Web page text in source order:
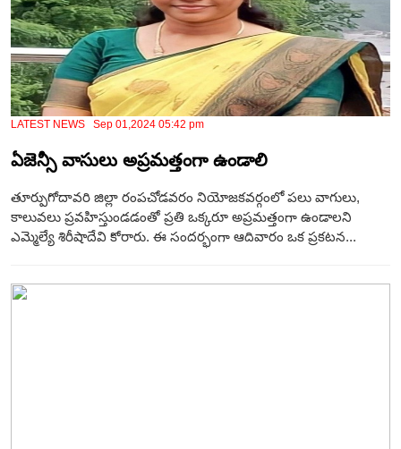
LATEST NEWS Sep 01,2024 05:42 pm
ఏజెన్సీ వాసులు అప్రమత్తంగా ఉండాలి
తూర్పుగోదావరి జిల్లా రంపచోడవరం నియోజకవర్గంలో పలు వాగులు,
కాలువలు ప్రవహిస్తుండడంతో ప్రతి ఒక్కరూ అప్రమత్తంగా ఉండాలని
ఎమ్మెల్యే శిరీషాదేవి కోరారు. ఈ సందర్భంగా ఆదివారం ఒక ప్రకటన...